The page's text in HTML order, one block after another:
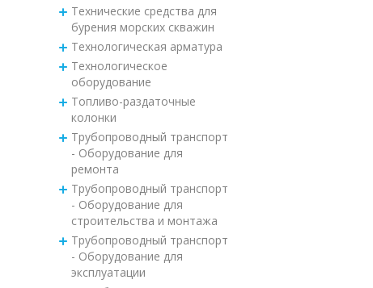
Технические средства для
бурения морских скважин
Технологическая арматура
Технологическое
оборудование
Топливо-раздаточные
колонки
Трубопроводный транспорт
- Оборудование для
ремонта
Трубопроводный транспорт
- Оборудование для
строительства и монтажа
Трубопроводный транспорт
- Оборудование для
эксплуатации